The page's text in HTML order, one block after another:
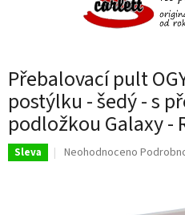
Přebalovací pult
postýlku - šedý - s
podložkou Galaxy -
Sleva
Průměrné
Neohodnoceno